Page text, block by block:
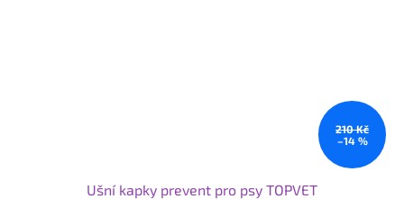
210 Kč
–14 %
Ušní kapky prevent pro psy TOPVET